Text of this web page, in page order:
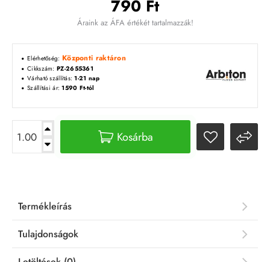
790 Ft
Áraink az ÁFA értékét tartalmazzák!
Elérhetőség: Központi raktáron
Cikkszám: PZ-2655361
Várható szállítás: 1-21 nap
Szállítási ár: 1590 Ft-tól
Kosárba
Termékleírás
Tulajdonságok